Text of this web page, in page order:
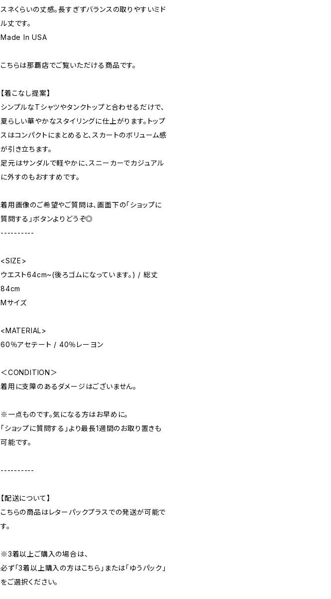
スネくらいの丈感。長すぎずバランスの取りやすいミド
ル丈です。
Made In USA
こちらは那覇店でご覧いただける商品です。
【着こなし提案】
シンプルなTシャツやタンクトップと合わせるだけで、
夏らしい華やかなスタイリングに仕上がります。トップ
スはコンパクトにまとめると、スカートのボリューム感
が引き立ちます。
足元はサンダルで軽やかに、スニーカーでカジュアル
に外すのもおすすめです。
着用画像のご希望やご質問は、画面下の「ショップに
質問する」ボタンよりどうぞ◎
----------
<SIZE>
ウエスト64cm~(後ろゴムになっています。) / 総丈
84cm
Mサイズ
<MATERIAL>
60％アセテート / 40％レーヨン
＜CONDITION＞
着用に支障のあるダメージはございません。
※一点ものです。気になる方はお早めに。
「ショップに質問する」より最長1週間のお取り置きも
可能です。
----------
【配送について】
こちらの商品はレターパックプラスでの発送が可能で
す。
※3着以上ご購入の場合は、
必ず「3着以上購入の方はこちら」または「ゆうパック」
をご選択ください。